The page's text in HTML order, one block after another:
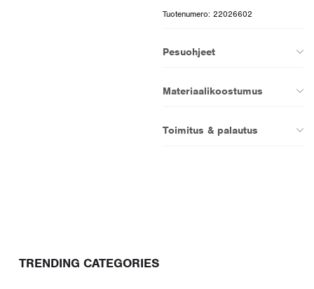
Tuotenumero: 22026602
Pesuohjeet
Materiaalikoostumus
Toimitus & palautus
TRENDING CATEGORIES